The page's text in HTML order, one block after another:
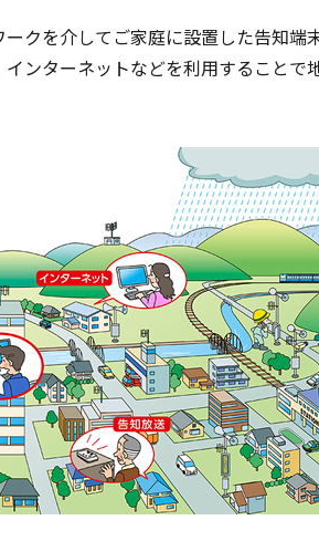
クを介してご家庭に設置した告知端
ンターネットなどを利用することで